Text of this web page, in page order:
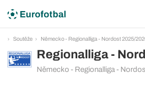
Soutěže Německo - Regionalliga - Nordost 2025/
Regionalliga -
Německo - Regionalliga -